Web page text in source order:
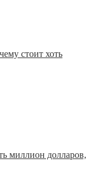
стоит хоть
миллион долларов,